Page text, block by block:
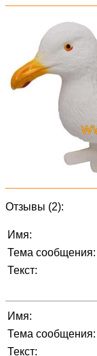
Отзывы (2):
Имя:
Тема сообщения:
Текст:
Имя:
Тема сообщения:
Текст: